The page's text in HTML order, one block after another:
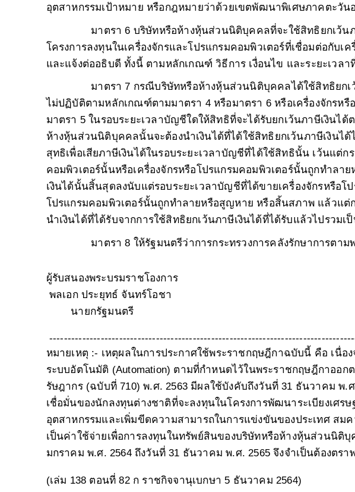
อุตสาหกรรมเป้าหมาย หรือกฎหมายว่าด้วยเขตพัฒนาพิเศษภาคตะวัน
มาตรา 6 บริษัทหรือห้างหุ้นส่วนนิติบุคคลที่จะใช้สิทธิยกเว้น
โครงการลงทุนในเครื่องจักรและโปรแกรมคอมพิวเตอร์ที่เชื่อมต่อกับเ
และแจ้งต่ออธิบดี ทั้งนี้ ตามหลักเกณฑ์ วิธีการ เงื่อนไข และระยะเวล
มาตรา 7 กรณีบริษัทหรือห้างหุ้นส่วนนิติบุคคลได้ใช้สิทธิยกเ
ไม่ปฏิบัติตามหลักเกณฑ์ตามมาตรา 4 หรือมาตรา 6 หรือเครื่องจักรห
มาตรา 5 ในรอบระยะเวลาบัญชีใดให้สิทธิที่จะได้รับยกเว้นภาษีเงินไ
ห้างหุ้นส่วนนิติบุคคลนั้นจะต้องนำเงินได้ที่ได้ใช้สิทธิยกเว้นภาษีเงินไ
สุทธิเพื่อเสียภาษีเงินได้ในรอบระยะเวลาบัญชีที่ได้ใช้สิทธินั้น เว้นแต่ก
คอมพิวเตอร์นั้นหรือเครื่องจักรหรือโปรแกรมคอมพิวเตอร์นั้นถูกทำล
เงินได้นั้นสิ้นสุดลงนับแต่รอบระยะเวลาบัญชีที่ได้ขายเครื่องจักรหรือโ
โปรแกรมคอมพิวเตอร์นั้นถูกทำลายหรือสูญหาย หรือสิ้นสภาพ แล้วแต่
นำเงินได้ที่ได้รับจากการใช้สิทธิยกเว้นภาษีเงินได้ที่ได้รับแล้วไปรวม
มาตรา 8 ให้รัฐมนตรีว่าการกระทรวงการคลังรักษาการตา
ผู้รับสนองพระบรมราชโองการ
พลเอก ประยุทธ์ จันทร์โอชา
นายกรัฐมนตรี
หมายเหตุ :- เหตุผลในการประกาศใช้พระราชกฤษฎีกาฉบับนี้ คือ เนื่อ
ระบบอัตโนมัติ (Automation) ตามที่กำหนดไว้ในพระราชกฤษฎีกาออ
รัษฎากร (ฉบับที่ 710) พ.ศ. 2563 มีผลใช้บังคับถึงวันที่ 31 ธันวาคม พ.
เชื่อมั่นของนักลงทุนต่างชาติที่จะลงทุนในโครงการพัฒนาระเบียงเศ
อุตสาหกรรมและเพิ่มขีดความสามารถในการแข่งขันของประเทศ สมค
เป็นค่าใช้จ่ายเพื่อการลงทุนในทรัพย์สินของบริษัทหรือห้างหุ้นส่วนนิติ
มกราคม พ.ศ. 2564 ถึงวันที่ 31 ธันวาคม พ.ศ. 2565 จึงจำเป็นต้องตร
(เล่ม 138 ตอนที่ 82 ก ราชกิจจานุเบกษา 5 ธันวาคม 2564)